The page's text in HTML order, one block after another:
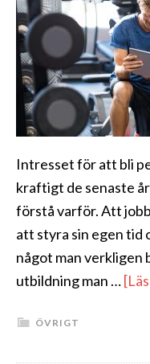
Intresset för att bli
kraftigt de senaste
förstå varför. Att
att styra sin egen tid
något man verkligen
utbildning man …
ÖVRIGT